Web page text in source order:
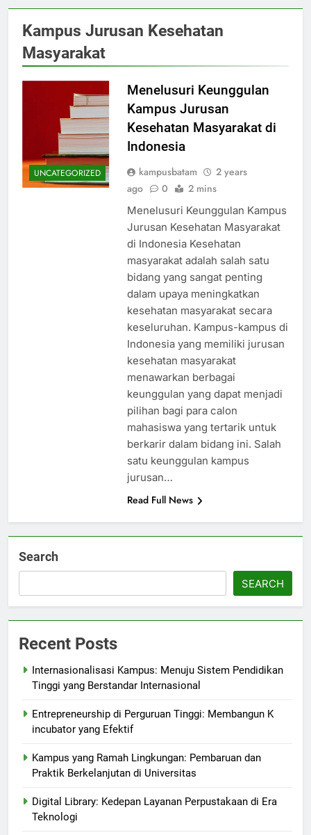
Kampus Jurusan Kesehatan
Masyarakat
UNCATEGORIZED
Menelusuri Keunggulan
Kampus Jurusan
Kesehatan Masyarakat di
Indonesia
kampusbatam
2 years
ago
0 2 mins
Menelusuri Keunggulan Kampus
Jurusan Kesehatan Masyarakat
di Indonesia Kesehatan
masyarakat adalah salah satu
bidang yang sangat penting
dalam upaya meningkatkan
kesehatan masyarakat secara
keseluruhan. Kampus-kampus di
Indonesia yang memiliki jurusan
kesehatan masyarakat
menawarkan berbagai
keunggulan yang dapat menjadi
pilihan bagi para calon
mahasiswa yang tertarik untuk
berkarir dalam bidang ini. Salah
satu keunggulan kampus
jurusan…
Read Full News
Search
SEARCH
Recent Posts
Internasionalisasi Kampus: Menuju Sistem Pendidikan
Tinggi yang Berstandar Internasional
Entrepreneurship di Perguruan Tinggi: Membangun K
incubator yang Efektif
Kampus yang Ramah Lingkungan: Pembaruan dan
Praktik Berkelanjutan di Universitas
Digital Library: Kedepan Layanan Perpustakaan di Era
Teknologi